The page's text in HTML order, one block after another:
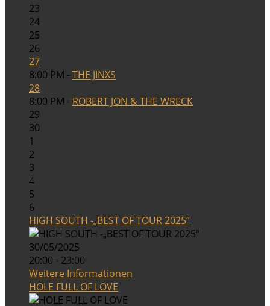
23
24
25
26
27
8:00 PM -THE JINXS
28
8:00 PM - ROBERT JON & THE WRECK
29
30
1
2
3
4
5
6
HIGH SOUTH -„BEST OF TOUR 2025“
30/05/2025
20:00 - 23:00
Weitere Informationen
HOLE FULL OF LOVE